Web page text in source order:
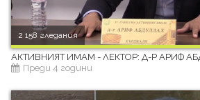
2 158 гледания
АКТИВНИЯТ ИМАМ - ЛЕКТОР: Д-Р АРИФ
Преди 4 години